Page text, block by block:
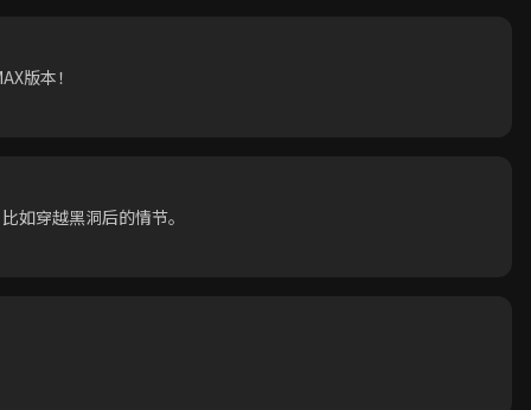
版本！
如穿越黑洞后的情节。